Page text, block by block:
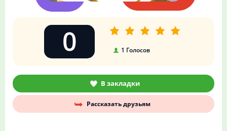
0 1 Голосов
В закладки
Рассказать друзьям